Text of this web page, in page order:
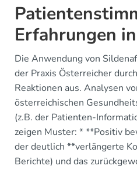
Erfahrungen
Die Anwendung von
der Praxis Österreicher
Reaktionen aus. Analysen
österreichischen
(z.B. der Patienten-
zeigen Muster: * **Positiv
der deutlich **verlängerte
Berichte) und das